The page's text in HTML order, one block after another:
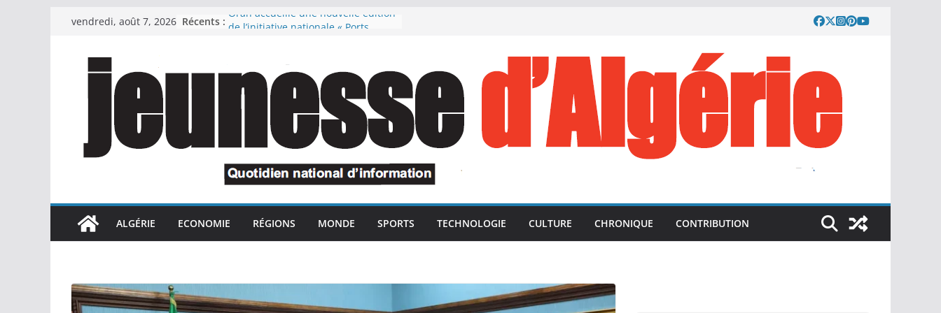
Passer
contenu
vendredi, août 7, 2026 Récents : Oran accueille une nouvelle édition
Oran : le wali inspecte les projets
scolaires en prévision de la rentrée
Le Premier ministre souligne
l’attachement du président de la
République à la relance des unités
industrielles confisquées dans le
cadre de la récupération des avoirs
détournés
Le président de la République
préside une cérémonie en
l’honneur des retraités de l’ANP,
des familles de martyrs du devoir
Le chef du gouvernement marocain
appelé à interrompre ses vacances
ALGÉRIE ECONOMIE RÉGIONS MONDE SPORTS TECHNOLOGIE CULTURE CHRONIQUE CONTRIBUTION